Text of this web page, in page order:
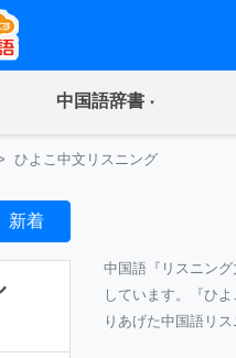
中国語辞書(current)
ひよこ中文リスニング
新着
中国語『リスニン
しています。『ひ
りあげた中国語リス